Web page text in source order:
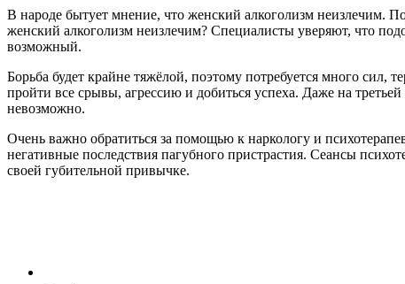
В народе бытует мнение, что женский алкоголизм неизлечим.
женский алкоголизм неизлечим? Специалисты уверяют, что
возможный.
Борьба будет крайне тяжёлой, поэтому потребуется много
пройти все срывы, агрессию и добиться успеха. Даже на
невозможно.
Очень важно обратиться за помощью к наркологу и
негативные последствия пагубного пристрастия. Сеансы
своей губительной привычке.